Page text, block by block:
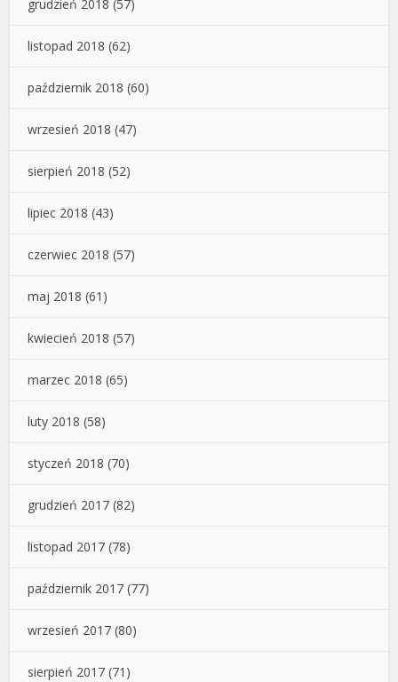
grudzień 2018 (57)
listopad 2018 (62)
październik 2018 (60)
wrzesień 2018 (47)
sierpień 2018 (52)
lipiec 2018 (43)
czerwiec 2018 (57)
maj 2018 (61)
kwiecień 2018 (57)
marzec 2018 (65)
luty 2018 (58)
styczeń 2018 (70)
grudzień 2017 (82)
listopad 2017 (78)
październik 2017 (77)
wrzesień 2017 (80)
sierpień 2017 (71)